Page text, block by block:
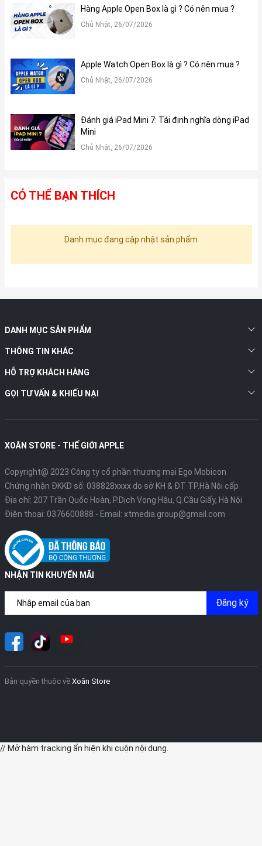
Hàng Apple Open Box là gì ? Có nên mua ?
Chủ Nhật, 26/07/2026
Apple Watch Open Box là gì ? Có nên mua ?
Chủ Nhật, 26/07/2026
Đánh giá iPad Mini 7: Tái định nghĩa dòng iPad
Mini
Chủ Nhật, 26/07/2026
CÓ THỂ BẠN THÍCH
Danh mục đang cập nhật sản phẩm
DANH MỤC SẢN PHẨM
THÔNG TIN KHÁC
HỖ TRỢ KHÁCH HÀNG
GỌI TƯ VẤN & KHIẾU NẠI
XOĂN STORE - THẾ GIỚI APPLE
Copyright@ 2023 Công ty cổ phần thương mại Ego Mobicon
Chứng nhận ĐKKD số: 038828xxxx do sở KH & ĐT TP.Hà Nội cấp
Địa chỉ: 207 Trần Quốc Hoàn, P.Dịch Vọng Hậu, Q.Cầu Giấy, Hà Nội
Điện thoại: 0376600888 - Email: xtmedia.group@gmail.com
NHẬN TIN KHUYẾN MÃI
Đăng ký
Bản quyền thuộc về Xoăn Store
// Mở hàm tracking ẩn hiện khi cuộn nội dung.